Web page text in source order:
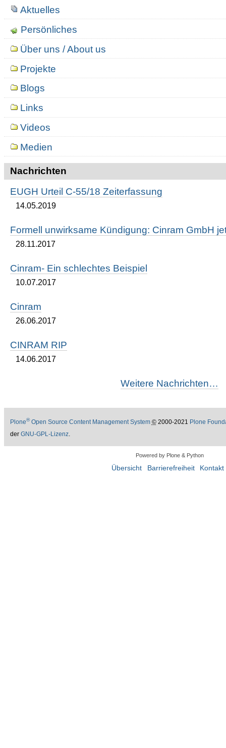
Aktuelles
Persönliches
Über uns / About us
Projekte
Blogs
Links
Videos
Medien
Nachrichten
EUGH Urteil C-55/18 Zeiterfassung
14.05.2019
Formell unwirksame Kündigung: Cinram GmbH
28.11.2017
Cinram- Ein schlechtes Beispiel
10.07.2017
Cinram
26.06.2017
CINRAM RIP
14.06.2017
Weitere Nachrichten…
Plone®Open Source Content Management System ©2000-2021 Plone
der GNU-GPL-Lizenz.
Powered by Plone & Python
Übersicht Barrierefreiheit Kontakt